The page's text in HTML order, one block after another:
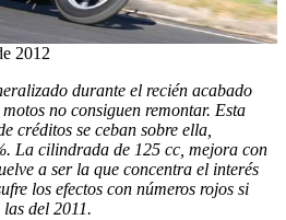
2012
durante el recién acabado
no consiguen remontar. Esta
créditos se ceban sobre ella,
La cilindrada de 125 cc, mejora con
a ser la que concentra el interés
los efectos con números rojos si
del 2011.